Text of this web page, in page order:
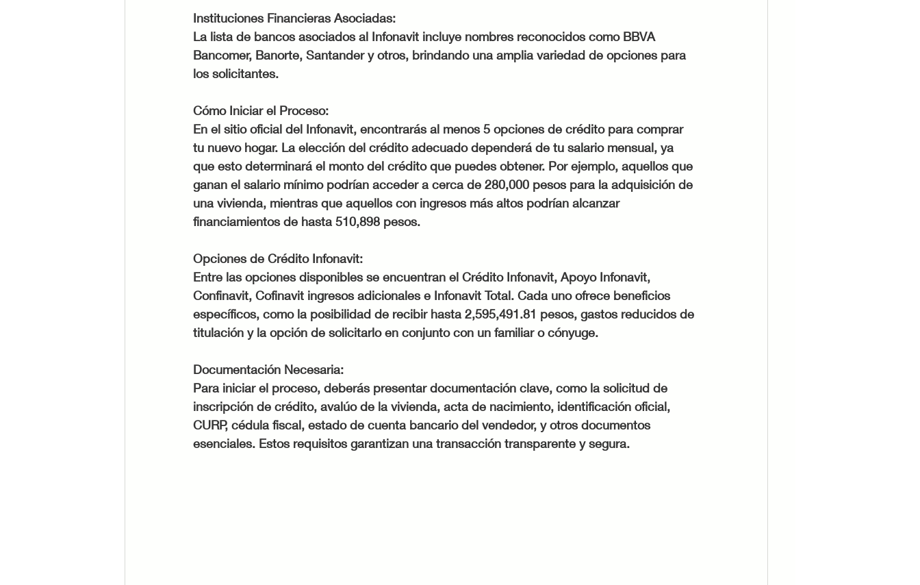
Instituciones Financieras Asociadas:
La lista de bancos asociados al Infonavit incluye nombres reconocidos como BBVA
Bancomer, Banorte, Santander y otros, brindando una amplia variedad de opciones para
los solicitantes.
Cómo Iniciar el Proceso:
En el sitio oficial del Infonavit, encontrarás al menos 5 opciones de crédito para comprar
tu nuevo hogar. La elección del crédito adecuado dependerá de tu salario mensual, ya
que esto determinará el monto del crédito que puedes obtener. Por ejemplo, aquellos que
ganan el salario mínimo podrían acceder a cerca de 280,000 pesos para la adquisición de
una vivienda, mientras que aquellos con ingresos más altos podrían alcanzar
financiamientos de hasta 510,898 pesos.
Opciones de Crédito Infonavit:
Entre las opciones disponibles se encuentran el Crédito Infonavit, Apoyo Infonavit,
Confinavit, Cofinavit ingresos adicionales e Infonavit Total. Cada uno ofrece beneficios
específicos, como la posibilidad de recibir hasta 2,595,491.81 pesos, gastos reducidos de
titulación y la opción de solicitarlo en conjunto con un familiar o cónyuge.
Documentación Necesaria:
Para iniciar el proceso, deberás presentar documentación clave, como la solicitud de
inscripción de crédito, avalúo de la vivienda, acta de nacimiento, identificación oficial,
CURP, cédula fiscal, estado de cuenta bancario del vendedor, y otros documentos
esenciales. Estos requisitos garantizan una transacción transparente y segura.